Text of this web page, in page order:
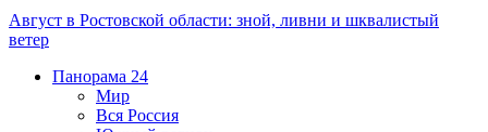
Август в Ростовской области: зной, ливни и шквалистый
ветер
Панорама 24
Мир
Вся Россия